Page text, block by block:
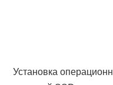
Установка